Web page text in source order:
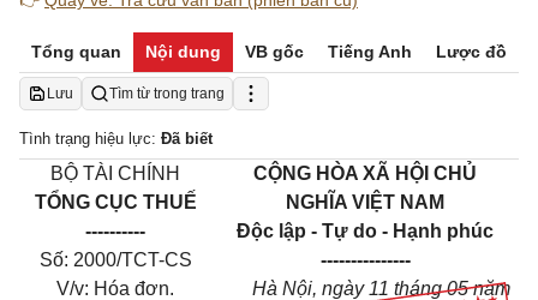
Tổng quan Nội dung VB gốc Tiếng Anh Lược đồ
Lưu Tìm từ trong trang
Tình trạng hiệu lực: Đã biết
BỘ TÀI CHÍNH
TỔNG CỤC THUẾ
----------
Số: 2000/TCT-CS
V/v: Hóa đơn.
CỘNG HÒA XÃ HỘI CHỦ
NGHĨA VIỆT NAM
Độc lập - Tự do - Hạnh phúc
---------------
Hà Nội, ngày 11 tháng 05 năm